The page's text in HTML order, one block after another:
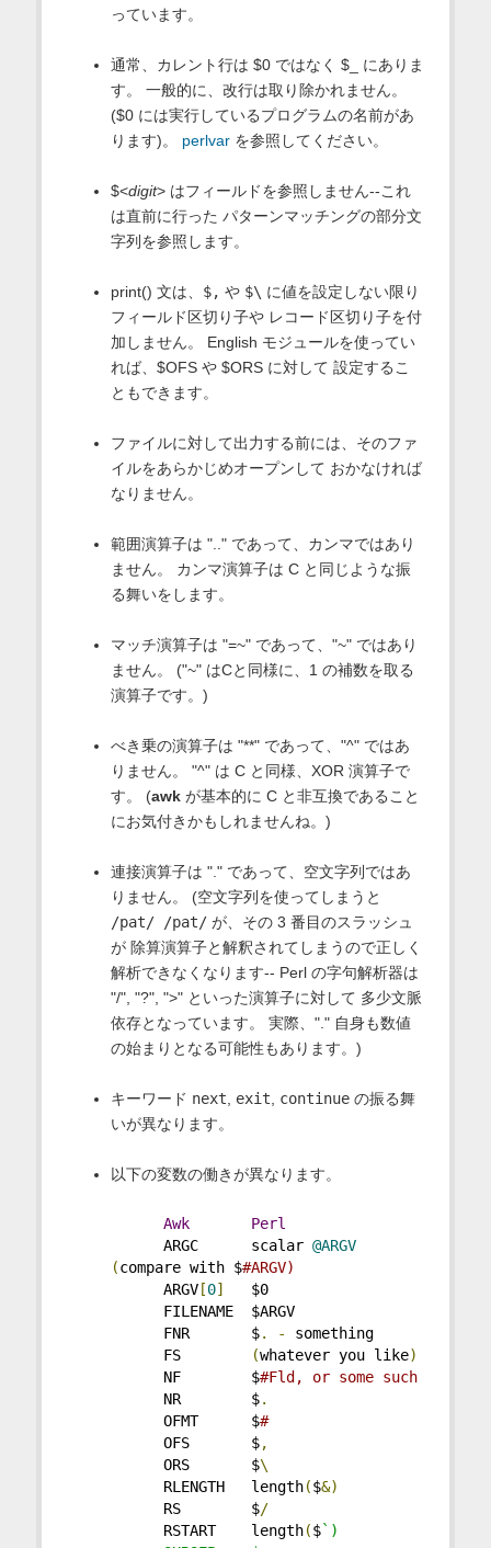
っています。
通常、カレント行は $0 ではなく $_ にありま
す。 一般的に、改行は取り除かれません。
($0 には実行しているプログラムの名前があ
ります)。 perlvarを参照してください。
$<digit> はフィールドを参照しません--これ
は直前に行った パターンマッチングの部分文
字列を参照します。
print() 文は、 $, や $\ に値を設定しない限り
フィールド区切り子や レコード区切り子を付
加しません。 English モジュールを使ってい
れば、$OFS や $ORS に対して 設定するこ
ともできます。
ファイルに対して出力する前には、そのファ
イルをあらかじめオープンして おかなければ
なりません。
範囲演算子は ".." であって、カンマではあり
ません。 カンマ演算子は C と同じような振
る舞いをします。
マッチ演算子は "=~" であって、"~" ではあり
ません。 ("~" はCと同様に、1 の補数を取る
演算子です。)
べき乗の演算子は "**" であって、"^" ではあ
りません。 "^" は C と同様、XOR 演算子で
す。 (awkが基本的に C と非互換であること
にお気付きかもしれませんね。)
連接演算子は "." であって、空文字列ではあ
りません。 (空文字列を使ってしまうと
/pat/ /pat/が、その 3 番目のスラッシュ
が 除算演算子と解釈されてしまうので正しく
解析できなくなります-- Perl の字句解析器は
"/", "?", ">" といった演算子に対して 多少文脈
依存となっています。 実際、"." 自身も数値
の始まりとなる可能性もあります。)
キーワード next, exit, continueの振る舞
いが異なります。
以下の変数の働きが異なります。
Awk
Perl
ARGC      scalar @ARGV
(compare with $#ARGV)
ARGV[0]
$0
FILENAME  $ARGV
FNR       $. -
something
FS
(whatever you like)
NF        $#Fld, or some such
NR        $.
OFMT      $#
OFS       $,
ORS       $\
RLENGTH   length($&)
RS        $/
RSTART    length($`)